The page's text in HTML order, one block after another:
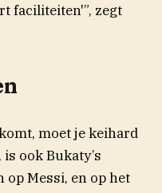
faciliteiten'”, zegt
moet je keihard
ook Bukaty’s
op Messi, en op het